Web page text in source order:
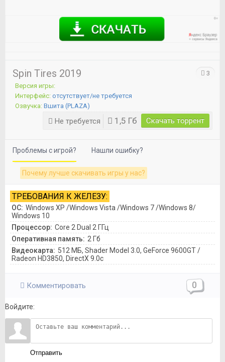
Spin Tires 2019
Версия игры:
Интерфейс: отсутствует/не требуется
Озвучка: Вшита (PLAZA)
Не требуется 1,5 Гб Скачать торрент
3
Проблемы с игрой? Нашли ошибку?
Почему лучше скачивать игры у нас?
ТРЕБОВАНИЯ К ЖЕЛЕЗУ:
ОС: Windows XP /Windows Vista /Windows 7 /Windows 8/
Windows 10
Процессор: Core 2 Dual 2 ГГц
Оперативная память: 2 Гб
Видеокарта: 512 МБ, Shader Model 3.0, GeForce 9600GT /
Radeon HD3850, DirectX 9.0c
Комментировать 0
Войдите:
Отправить